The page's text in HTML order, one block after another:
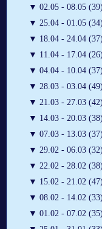
▼ 02.05 - 08.05 (39)
▼ 25.04 - 01.05 (34)
▼ 18.04 - 24.04 (37)
▼ 11.04 - 17.04 (26)
▼ 04.04 - 10.04 (37)
▼ 28.03 - 03.04 (49)
▼ 21.03 - 27.03 (42)
▼ 14.03 - 20.03 (38)
▼ 07.03 - 13.03 (37)
▼ 29.02 - 06.03 (32)
▼ 22.02 - 28.02 (38)
▼ 15.02 - 21.02 (47)
▼ 08.02 - 14.02 (33)
▼ 01.02 - 07.02 (35)